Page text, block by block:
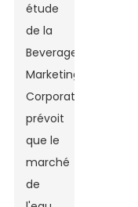
étude
de la
Beverage
Marketing
Corporation
prévoit
que le
marché
de